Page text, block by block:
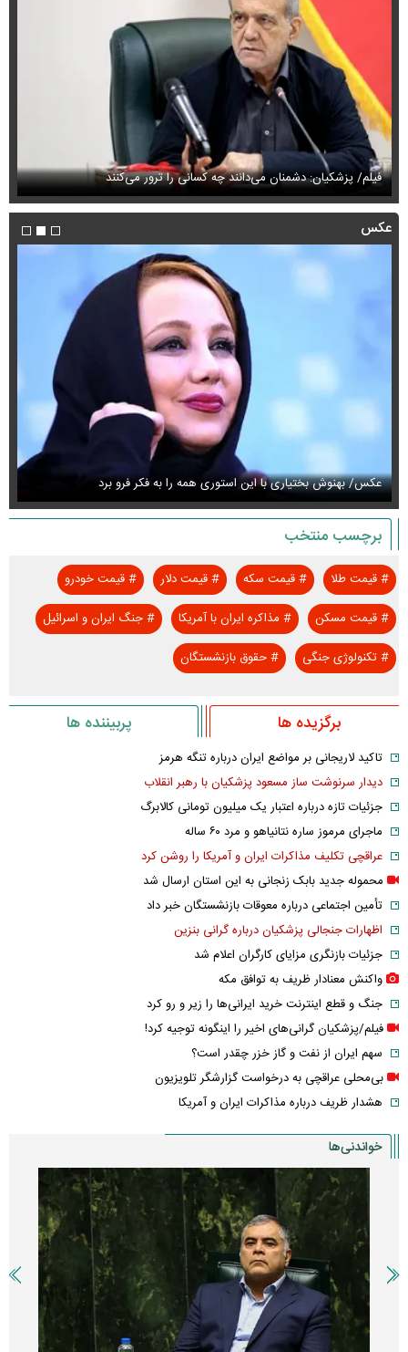
فیلم/ پزشکیان: دشمنان می‌دانند چه کسانی را ترور می‌کنند
عکس
عکس/ بهنوش بختیاری با این استوری همه را به فکر فرو برد
برچسب منتخب
#قیمت طلا #قیمت سکه #قیمت دلار #قیمت خودرو
#قیمت مسکن # مذاکره ایران با آمریکا #جنگ ایران و اسرائیل
#تکنولوژی جنگی #حقوق بازنشستگان
برگزیده ها پربیننده ها
تاکید لاریجانی بر مواضع ایران درباره تنگه هرمز
دیدار سرنوشت ساز مسعود پزشکیان با رهبر انقلاب
جزئیات تازه درباره اعتبار یک میلیون تومانی کالابرگ
ماجرای مرموز ساره نتانیاهو و مرد ۶۰ ساله
عراقچی تکلیف مذاکرات ایران و آمریکا را روشن کرد
محموله جدید بابک زنجانی به این استان ارسال شد
تأمین اجتماعی درباره معوقات بازنشستگان خبر داد
اظهارات جنجالی پزشکیان درباره گرانی بنزین
جزئیات بازنگری مزایای کارگران اعلام شد
واکنش معنادار ظریف به توافق مکه
جنگ و قطع اینترنت خرید ایرانی‌ها را زیر و رو کرد
فیلم/پزشکیان گرانی‌های اخیر را اینگونه توجیه کرد!
سهم ایران از نفت و گاز خزر چقدر است؟
بی‌محلی عراقچی به درخواست گزارشگر تلویزیون
هشدار ظریف درباره مذاکرات ایران و آمریکا
خواندنی‌ها